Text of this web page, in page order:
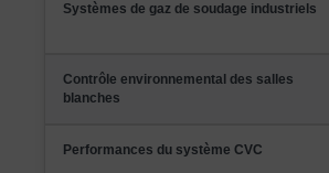
Systèmes de gaz de soudage industriels
Contrôle environnemental des salles
blanches
Performances du système CVC